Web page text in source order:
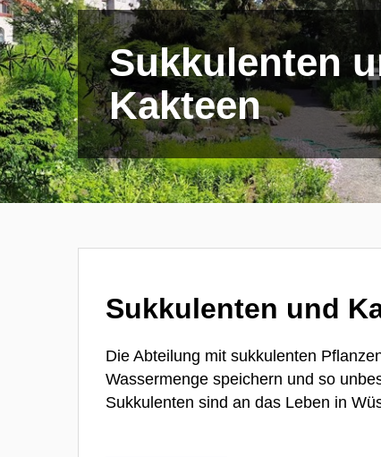
Sukkulenten
Kakteen
Sukkulenten und
Die Abteilung mit sukkulenten
Wassermenge speichern und so
Sukkulenten sind an das Leben in